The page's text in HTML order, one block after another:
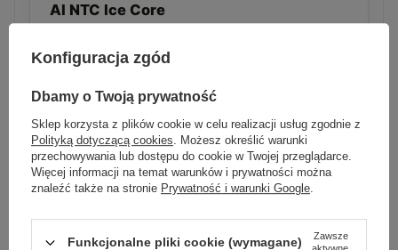
AI NTC Ice Core
Wyświetlacz LED 2. generacji
podgląd poziomu baterii i mocy ładowania w
Konfiguracja zgód
Dbamy o Twoją prywatność
Sklep korzysta z plików cookie w celu realizacji usług zgodnie z
Polityką dotyczącą cookies. Możesz określić warunki
przechowywania lub dostępu do cookie w Twojej przeglądarce.
Więcej informacji na temat warunków i prywatności można
znaleźć także na stronie Prywatność i warunki Google.
Funkcjonalne pliki cookie (wymagane)
Zawsze